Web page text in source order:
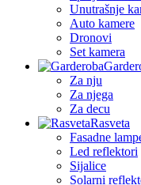
Unutrašnje
Auto kamere
Dronovi
Set kamera
Za nju
Za njega
Za decu
Rasveta
Fasadne
Led reflektori
Sijalice
Solarni